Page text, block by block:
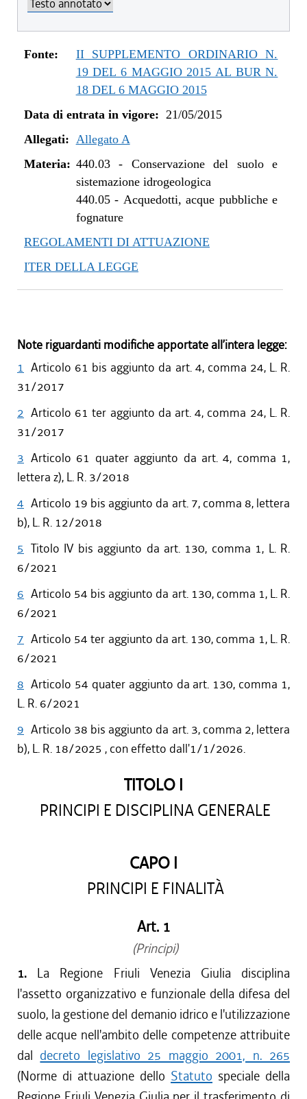
dal 09/08/2022 al 31/12/2022
dal 14/06/2022 al 08/08/2022
dal 06/11/2021 al 31/12/2021
dal 12/08/2021 al 05/11/2021
dal 20/05/2021 al 11/08/2021
dal 11/08/2020 al 31/12/2020
dal 02/07/2020 al 10/08/2020
dal 01/01/2020 al 01/07/2020
dal 10/08/2019 al 31/12/2019
dal 27/06/2019 al 09/08/2019
dal 01/05/2019 al 26/06/2019
dal 15/02/2018 al 28/03/2018
dal 05/01/2018 al 14/02/2018
dal 10/08/2017 al 04/01/2018
dal 01/10/2015 al 12/01/2016
dal 21/05/2015 al 30/09/2015
Fonte:
II SUPPLEMENTO ORDINARIO N.
19 DEL 6 MAGGIO 2015 AL BUR N.
18 DEL 6 MAGGIO 2015
Data di entrata in vigore: 21/05/2015
Allegati: Allegato A
Materia: 440.03- Conservazione del suolo e
sistemazione idrogeologica
440.05- Acquedotti, acque pubbliche e
fognature
REGOLAMENTI DI ATTUAZIONE
ITER DELLA LEGGE
Note riguardanti modifiche apportate all’intera legge:
1 Articolo 61 bis aggiunto da art. 4, comma 24, L. R.
31/2017
2 Articolo 61 ter aggiunto da art. 4, comma 24, L. R.
31/2017
3 Articolo 61 quater aggiunto da art. 4, comma 1,
lettera z), L. R. 3/2018
4 Articolo 19 bis aggiunto da art. 7, comma 8, lettera
b), L. R. 12/2018
5 Titolo IV bis aggiunto da art. 130, comma 1, L. R.
6/2021
6 Articolo 54 bis aggiunto da art. 130, comma 1, L. R.
6/2021
7 Articolo 54 ter aggiunto da art. 130, comma 1, L. R.
6/2021
8 Articolo 54 quater aggiunto da art. 130, comma 1,
L. R. 6/2021
9 Articolo 38 bis aggiunto da art. 3, comma 2, lettera
b), L. R. 18/2025 , con effetto dall'1/1/2026.
TITOLO I
PRINCIPI E DISCIPLINA GENERALE
CAPO I
PRINCIPI E FINALITÀ
Art. 1
(Principi)
1. La Regione Friuli Venezia Giulia disciplina
l'assetto organizzativo e funzionale della difesa del
suolo, la gestione del demanio idrico e l'utilizzazione
delle acque nell'ambito delle competenze attribuite
dal decreto legislativo 25 maggio 2001, n. 265
(Norme di attuazione dello Statuto speciale della